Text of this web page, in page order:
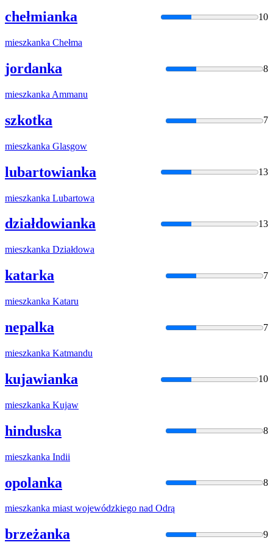
chełmianka 10
mieszkanka Chełma
jordanka 8
mieszkanka Ammanu
szkotka 7
mieszkanka Glasgow
lubartowianka 13
mieszkanka Lubartowa
działdowianka 13
mieszkanka Działdowa
katarka 7
mieszkanka Kataru
nepalka 7
mieszkanka Katmandu
kujawianka 10
mieszkanka Kujaw
hinduska 8
mieszkanka Indii
opolanka 8
mieszkanka miast wojewódzkiego nad Odrą
brzeżanka 9